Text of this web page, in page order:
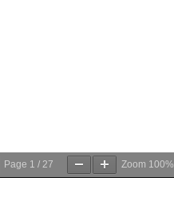
Page 1 / 27 Zoom 100%